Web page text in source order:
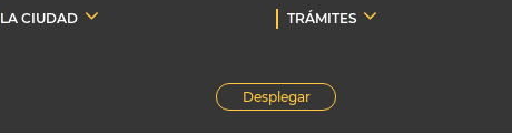
LA CIUDAD TRÁMITES
Desplegar